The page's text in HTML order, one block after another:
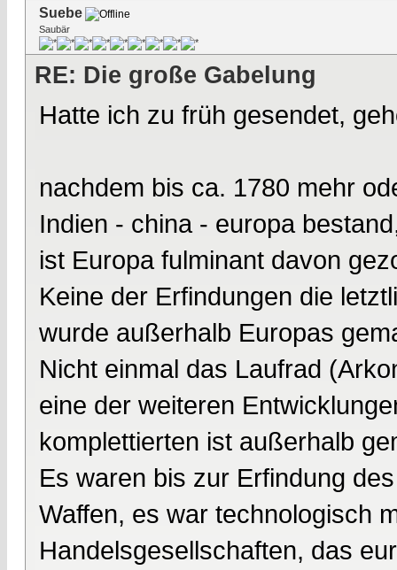
Suebe
Saubär
RE: Die große Gabelung
Hatte ich zu früh gesendet,
nachdem bis ca. 1780 mehr
Indien - china - europa
ist Europa fulminant davon
Keine der Erfindungen die
wurde außerhalb Europas
Nicht einmal das Laufrad
eine der weiteren
komplettierten ist außerhalb
Es waren bis zur Erfindung
Waffen, es war technologisch
Handelsgesellschaften, das